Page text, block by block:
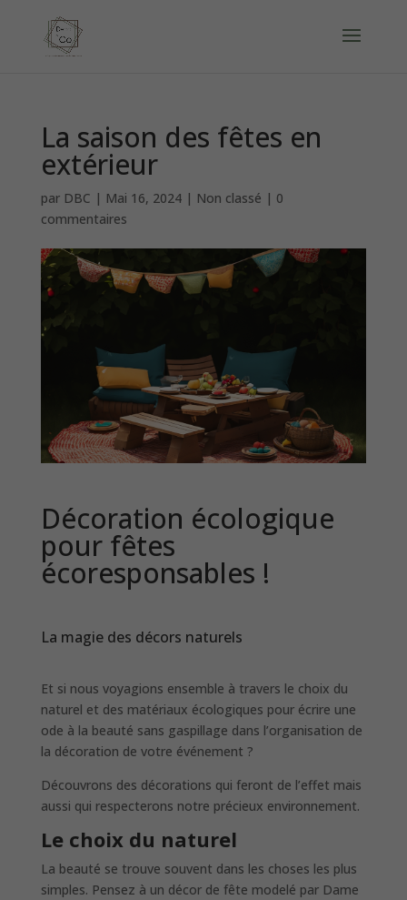
La saison des fêtes en
extérieur
par DBC | Mai 16, 2024| Non classé | 0
commentaires
Décoration écologique
pour fêtes
écoresponsables !
La magie des décors naturels
Et si nous voyagions ensemble à travers le choix du
naturel et des matériaux écologiques pour écrire une
ode à la beauté sans gaspillage dans l’organisation de
la décoration de votre événement ?
Découvrons des décorations qui feront de l’effet mais
aussi qui respecterons notre précieux environnement.
Le choix du naturel
La beauté se trouve souvent dans les choses les plus
simples. Pensez à un décor de fête modelé par Dame